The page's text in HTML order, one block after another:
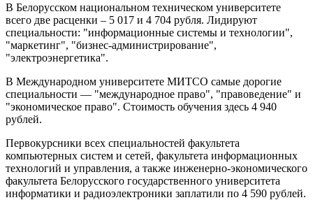
В Белорусском национальном техническом университете
всего две расценки – 5 017 и 4 704 рубля. Лидируют
специальности: "информационные системы и технологии",
"маркетинг", "бизнес-администрирование",
"электроэнергетика".
В Международном университете МИТСО самые дорогие
специальности — "международное право", "правоведение" и
"экономическое право". Стоимость обучения здесь 4 940
рублей.
Первокурсники всех специальностей факультета
компьютерных систем и сетей, факультета информационных
технологий и управления, а также инженерно-экономического
факультета Белорусского государственного университета
информатики и радиоэлектроники заплатили по 4 590 рублей.